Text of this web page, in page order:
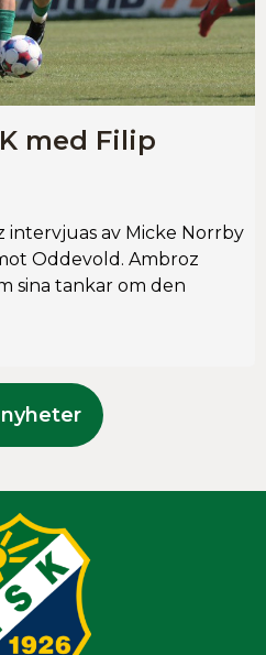
med Filip
intervjuas av Micke Norrby
Oddevold. Ambroz
sina tankar om den